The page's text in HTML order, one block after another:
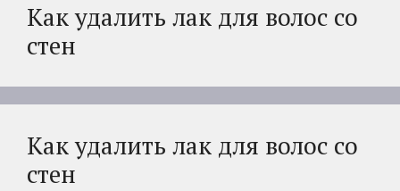
Как удалить лак для волос со
стен
Как удалить лак для волос со
стен